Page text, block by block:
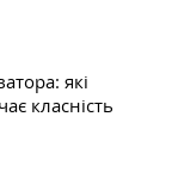
які
класність